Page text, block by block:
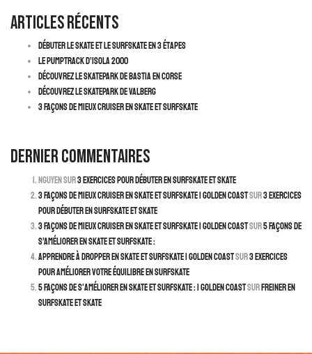
Articles récents
Débuter le Skate et le Surfskate en 3 Étapes
Le pumptrack d’Isola 2000
Découvrez le skatepark de Bastia en Corse
Découvrez le Skatepark de Valberg
3 façons de mieux cruiser en skate et surfskate
Dernier commentaires
Nguyen sur3 exercices pour débuter en surfskate et skate
3 façons de mieux cruiser en skate et surfskate | Golden Coastsur3 exercices
pour débuter en surfskate et skate
3 façons de mieux cruiser en skate et surfskate | Golden Coastsur5 façons de
s’améliorer en skate et surfskate :
Apprendre à dropper en skate et surfskate | Golden Coastsur3 exercices
pour améliorer votre équilibre en surfskate
5 façons de s'améliorer en skate et surfskate : | Golden Coastsur Freiner en
surfskate et skate